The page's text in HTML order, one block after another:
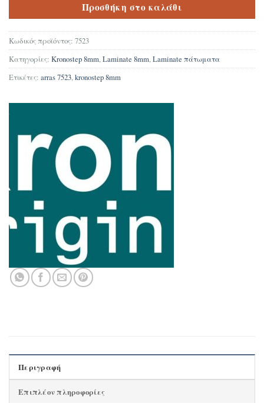
Προσθήκη στο καλάθι
Κωδικός προϊόντος: 7523
Κατηγορίες: Kronostep 8mm,Laminate 8mm,Laminate πάτωματα
Ετικέτες: arras 7523,kronostep 8mm
Περιγραφή
Επιπλέον πληροφορίες